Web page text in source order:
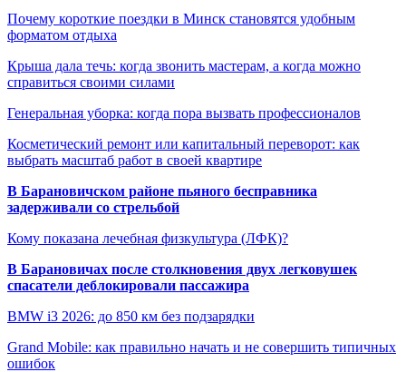
Почему короткие поездки в Минск становятся удобным
форматом отдыха
Крыша дала течь: когда звонить мастерам, а когда можно
справиться своими силами
Генеральная уборка: когда пора вызвать профессионалов
Косметический ремонт или капитальный переворот: как
выбрать масштаб работ в своей квартире
В Барановичском районе пьяного бесправника
задерживали со стрельбой
Кому показана лечебная физкультура (ЛФК)?
В Барановичах после столкновения двух легковушек
спасатели деблокировали пассажира
BMW i3 2026: до 850 км без подзарядки
Grand Mobile: как правильно начать и не совершить типичных
ошибок